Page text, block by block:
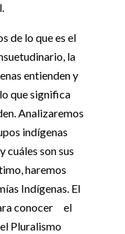
de lo que es el
la
entienden y
que significa
Analizaremos
indígenas
cuáles son sus
haremos
Indígenas. El
conocer el
Pluralismo